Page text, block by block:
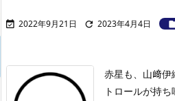
 2022年9月21日  2023年4月4日
赤星も、山﨑伊
トロールが持